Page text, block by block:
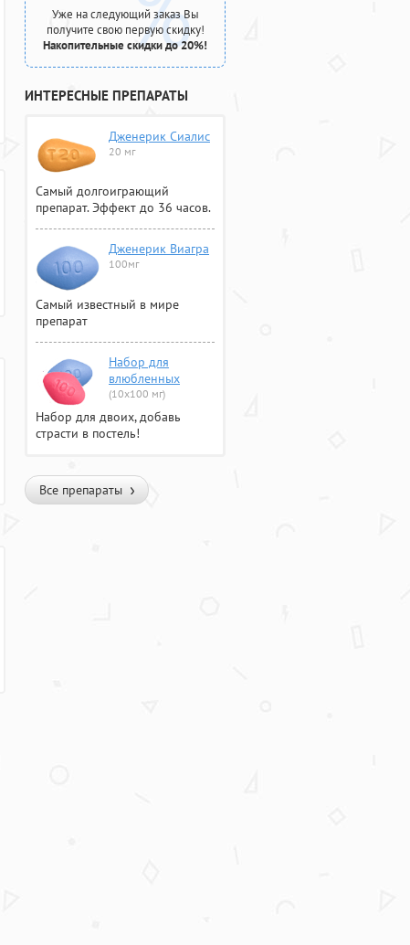
Уже на следующий заказ Вы
получите свою первую скидку!
Накопительные скидки до 20%!
ИНТЕРЕСНЫЕ ПРЕПАРАТЫ
Дженерик Сиалис
20 мг
Самый долгоиграющий
препарат. Эффект до 36 часов.
Дженерик Виагра
100мг
Самый известный в мире
препарат
Набор для
влюбленных
(10х100 мг)
Набор для двоих, добавь
страсти в постель!
Все препараты